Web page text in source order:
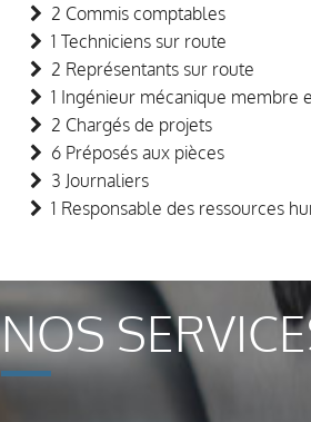
2 Commis comptables
1 Techniciens sur route
2 Représentants sur route
1 Ingénieur mécanique membre
2 Chargés de projets
6 Préposés aux pièces
3 Journaliers
1 Responsable des ressources
NOS